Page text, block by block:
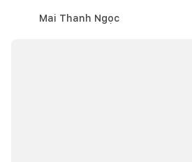
Mai Thanh Ngọc